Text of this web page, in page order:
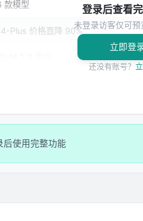
款模型
Plus 价格直降 90%
、arXiv:2404.03648、智源
，每次都换底层模型（
，每次都换产品形态（论文
"，是一条"产品线"。
称 vs 官方正式名
登录后查看
未登录访客仅可
立即登
还没有账号？
后使用完整功能